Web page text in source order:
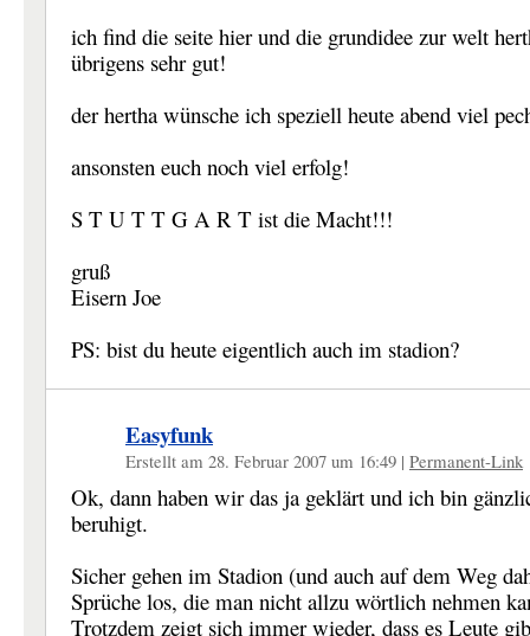
ich find die seite hier und die grundidee zur welt
übrigens sehr gut!
der hertha wünsche ich speziell heute abend viel
ansonsten euch noch viel erfolg!
S T U T T G A R T ist die Macht!!!
gruß
Eisern Joe
PS: bist du heute eigentlich auch im stadion?
Easyfunk
Erstellt am 28. Februar 2007 um 16:49 | Permanent-Link
Ok, dann haben wir das ja geklärt und ich bin
beruhigt.
Sicher gehen im Stadion (und auch auf dem Weg
Sprüche los, die man nicht allzu wörtlich nehmen
Trotzdem zeigt sich immer wieder, dass es Leute